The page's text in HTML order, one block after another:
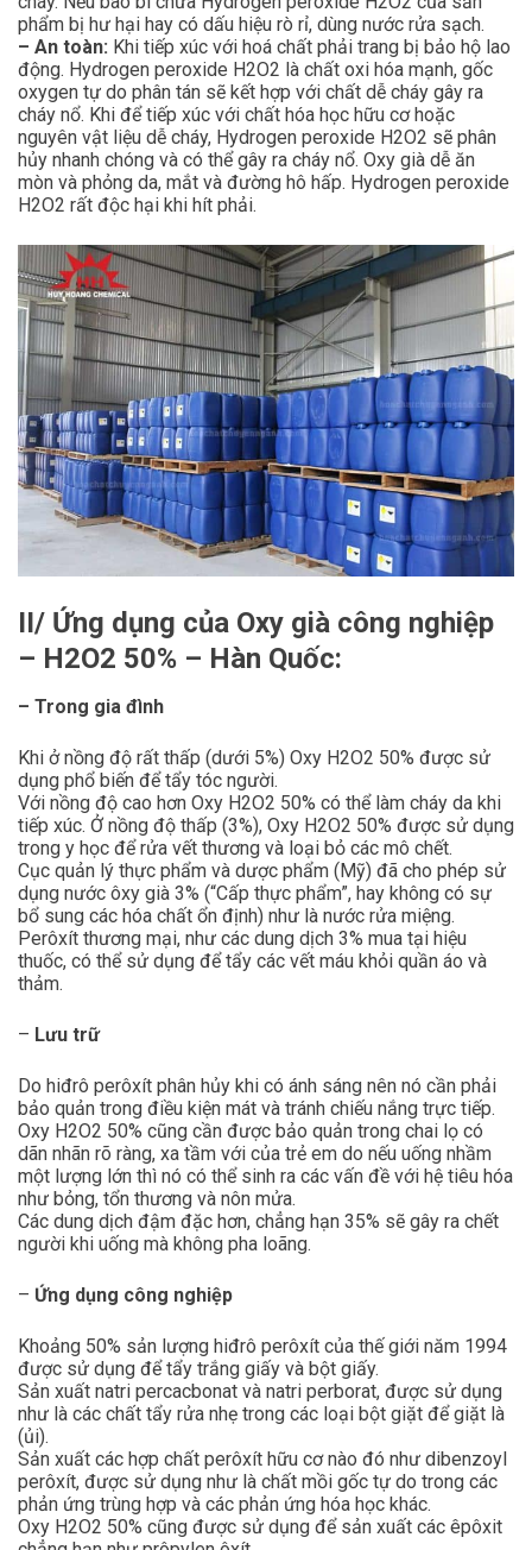
phẩm bị hư hại hay có dấu hiệu rò rỉ, dùng nước rửa sạch.
– An toàn: Khi tiếp xúc với hoá chất phải trang bị bảo hộ lao
động. Hydrogen peroxide H2O2 là chất oxi hóa mạnh, gốc
oxygen tự do phân tán sẽ kết hợp với chất dễ cháy gây ra
cháy nổ. Khi để tiếp xúc với chất hóa học hữu cơ hoặc
nguyên vật liệu dễ cháy, Hydrogen peroxide H2O2 sẽ phân
hủy nhanh chóng và có thể gây ra cháy nổ. Oxy già dễ ăn
mòn và phỏng da, mắt và đường hô hấp. Hydrogen peroxide
H2O2 rất độc hại khi hít phải.
II/ Ứng dụng của Oxy già công nghiệp
– H2O2 50% – Hàn Quốc:
– Trong gia đình
Khi ở nồng độ rất thấp (dưới 5%) Oxy H2O2 50% được sử
dụng phổ biến để tẩy tóc người.
Với nồng độ cao hơn Oxy H2O2 50% có thể làm cháy da khi
tiếp xúc. Ở nồng độ thấp (3%), Oxy H2O2 50% được sử dụng
trong y học để rửa vết thương và loại bỏ các mô chết.
Cục quản lý thực phẩm và dược phẩm (Mỹ) đã cho phép sử
dụng nước ôxy già 3% (“Cấp thực phẩm”, hay không có sự
bổ sung các hóa chất ổn định) như là nước rửa miệng.
Perôxít thương mại, như các dung dịch 3% mua tại hiệu
thuốc, có thể sử dụng để tẩy các vết máu khỏi quần áo và
thảm.
– Lưu trữ
Do hiđrô perôxít phân hủy khi có ánh sáng nên nó cần phải
bảo quản trong điều kiện mát và tránh chiếu nắng trực tiếp.
Oxy H2O2 50% cũng cần được bảo quản trong chai lọ có
dãn nhãn rõ ràng, xa tầm với của trẻ em do nếu uống nhầm
một lượng lớn thì nó có thể sinh ra các vấn đề với hệ tiêu hóa
như bỏng, tổn thương và nôn mửa.
Các dung dịch đậm đặc hơn, chẳng hạn 35% sẽ gây ra chết
người khi uống mà không pha loãng.
– Ứng dụng công nghiệp
Khoảng 50% sản lượng hiđrô perôxít của thế giới năm 1994
được sử dụng để tẩy trắng giấy và bột giấy.
Sản xuất natri percacbonat và natri perborat, được sử dụng
như là các chất tẩy rửa nhẹ trong các loại bột giặt để giặt là
(ủi).
Sản xuất các hợp chất perôxít hữu cơ nào đó như dibenzoyl
perôxít, được sử dụng như là chất mồi gốc tự do trong các
phản ứng trùng hợp và các phản ứng hóa học khác.
Oxy H2O2 50% cũng được sử dụng để sản xuất các êpôxit